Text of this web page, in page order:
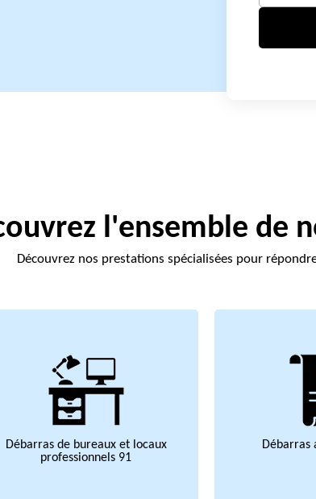
l'ensemble de
Découvrez nos prestations spécialisées pour
Débarras de bureaux et locaux
professionnels 91
Débarras